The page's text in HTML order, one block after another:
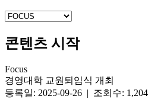
콘텐츠 시작
Focus
경영대학 교원퇴임식 개최
등록일: 2025-09-26 | 조회수: 1,204